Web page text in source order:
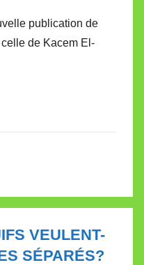
publication de
de Kacem El-
VEULENT-
SÉPARÉS?